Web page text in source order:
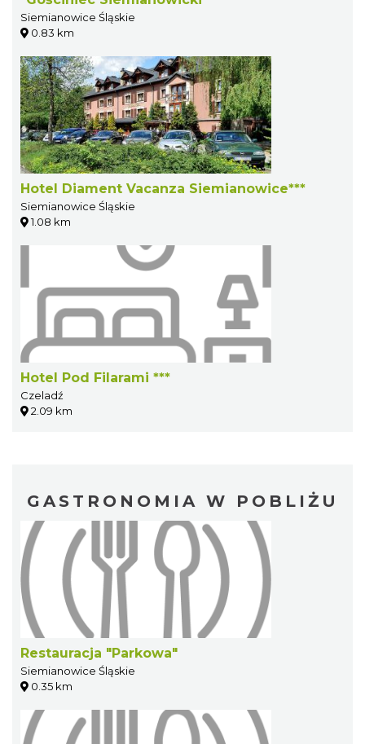
Siemianowice Śląskie
0.83 km
Hotel Diament Vacanza Siemianowice***
Siemianowice Śląskie
1.08 km
Hotel Pod Filarami ***
Czeladź
2.09 km
GASTRONOMIA W POBLIŻU
Restauracja "Parkowa"
Siemianowice Śląskie
0.35 km